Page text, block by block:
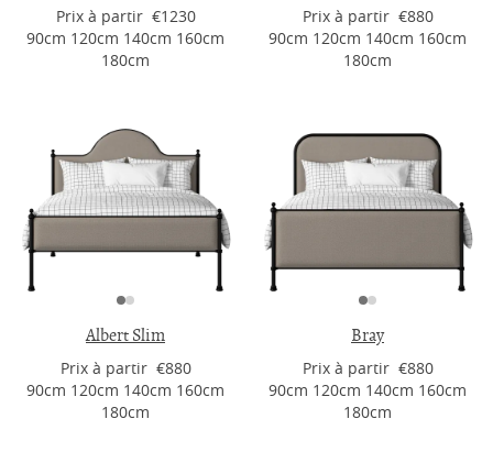
Prix ​​à partir €1230
90cm 120cm 140cm 160cm
180cm
Prix ​​à partir €880
90cm 120cm 140cm 160cm
180cm
Albert Slim
Prix ​​à partir €880
90cm 120cm 140cm 160cm
180cm
Bray
Prix ​​à partir €880
90cm 120cm 140cm 160cm
180cm